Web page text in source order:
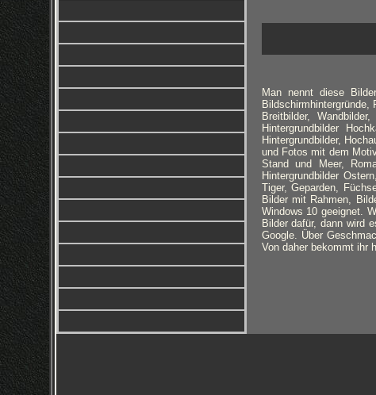
Man nennt diese
Breitbilder,
Hintergrundbilder
Hintergrundbilder,
und Fotos mit dem
Stand und Meer,
Hintergrundbilder
Tiger, Geparden,
Bilder mit Rahmen,
Windows 10 geeignet.
Bilder dafür, dann wird
Google. Über
Von daher bekommt ihr